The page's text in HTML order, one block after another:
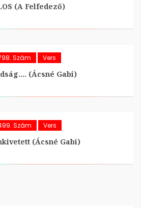
(A Felfedező)
Szám Vers
(Ácsné Gabi)
Szám Vers
(Ácsné Gabi)